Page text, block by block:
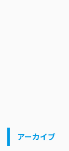
アーカイブ